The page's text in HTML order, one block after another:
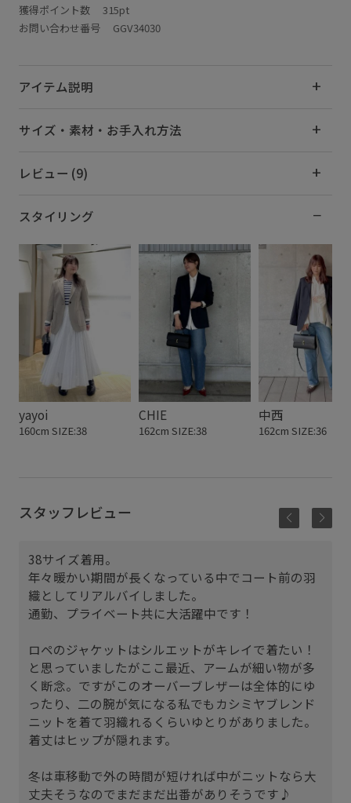
獲得ポイント数 315pt
お問い合わせ番号 GGV34030
アイテム説明
サイズ・素材・お手入れ方法
レビュー (9)
スタイリング
yayoi
160cm SIZE:38
CHIE
162cm SIZE:38
中西
162cm SIZE:36
スタッフレビュー
38サイズ着用。
年々暖かい期間が長くなっている中でコート前の羽
織としてリアルバイしました。
通勤、プライベート共に大活躍中です！
ロペのジャケットはシルエットがキレイで着たい！
と思っていましたがここ最近、アームが細い物が多
く断念。ですがこのオーバーブレザーは全体的にゆ
ったり、二の腕が気になる私でもカシミヤブレンド
ニットを着て羽織れるくらいゆとりがありました。
着丈はヒップが隠れます。
冬は車移動で外の時間が短ければ中がニットなら大
丈夫そうなのでまだまだ出番がありそうです♪